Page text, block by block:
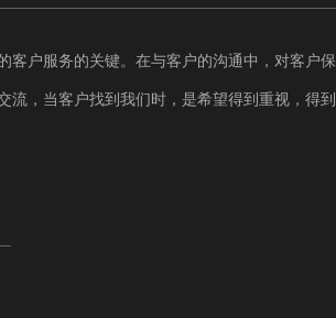
客户服务的关键。在与客户的沟通中，对客户保
，当客户找到我们时，是希望得到重视，得到